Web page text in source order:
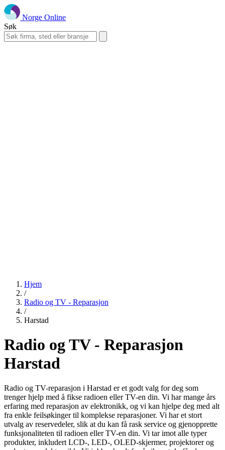
Norge Online
Søk
Hjem
/
Radio og TV - Reparasjon
/
Harstad
Radio og TV - Reparasjon
Harstad
Radio og TV-reparasjon i Harstad er et godt valg for deg som
trenger hjelp med å fikse radioen eller TV-en din. Vi har mange års
erfaring med reparasjon av elektronikk, og vi kan hjelpe deg med alt
fra enkle feilsøkinger til komplekse reparasjoner. Vi har et stort
utvalg av reservedeler, slik at du kan få rask service og gjenopprette
funksjonaliteten til radioen eller TV-en din. Vi tar imot alle typer
produkter, inkludert LCD-, LED-, OLED-skjermer, projektorer og